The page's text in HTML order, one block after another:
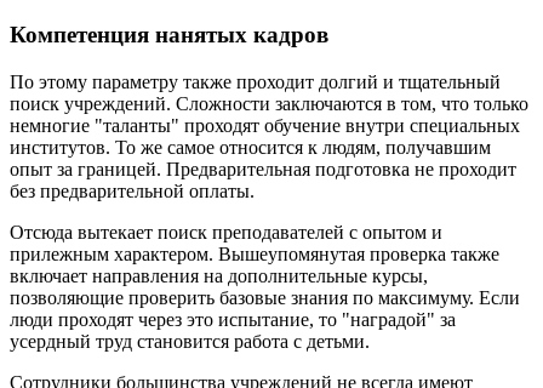
Компетенция нанятых кадров
По этому параметру также проходит долгий и тщательный
поиск учреждений. Сложности заключаются в том, что только
немногие "таланты" проходят обучение внутри специальных
институтов. То же самое относится к людям, получавшим
опыт за границей. Предварительная подготовка не проходит
без предварительной оплаты.
Отсюда вытекает поиск преподавателей с опытом и
прилежным характером. Вышеупомянутая проверка также
включает направления на дополнительные курсы,
позволяющие проверить базовые знания по максимуму. Если
люди проходят через это испытание, то "наградой" за
усердный труд становится работа с детьми.
Сотрудники большинства учреждений не всегда имеют